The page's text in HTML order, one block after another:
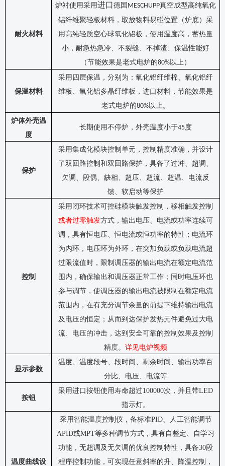
耐火材料
炉衬使用采用进口德国 MESCHUPP真空成型高纯氧化
铝纤维聚轻板材料 ，取放物料易碰位置（炉底）采
用高纯轻质空心球氧化铝板，使用温度高，蓄热量
小，耐急热急冷、不裂缝、不掉渣、保温性能好
（节能效果是老式电炉的80%以上）
保温材料
采用四层保温，分别为：氧化铝纤维棉、氧化铝纤
维板、氧化铝多晶纤维板，进口材料，节能效果是
老式电炉的80%以上。
炉体外壳温
度
长期使用不停炉，外壳温度小于45度
保护
采用集成化模块控制单元，控制精度准确，并设计
了双回路控制和双回路保护，具备了过冲、超调、
欠调、段偶、缺相、超压、超流、超温、电流反
馈、软启动等保护
控制
采用 闭环技术可控硅模块触发控制， 移相触发控制
或者过零触发方式，输出电压、电流或功率连续可
调，具有恒电压、恒电流或恒功率的特性 ； 电流环
为内环，电压环为外环 ， 在突加负载或负载电流超
过限流值时，限制调压器的输出电流在额定电流范
围内，确保输出和调压器正常工作；同时电压环也
参与调节，使调压器的输出电流被限制在额定电流
范围内，在有充分调节余量的前提下维持输出电流
及电压的恒定 ；从而到达保护发热元件避免过大电
流、电压的冲击，达到安全可靠的控制效果及控制
精度。 详见电炉视频
显示参数
温度、温度段号、段时间、剩余时间、输出功率百
分比、电压、电流等
按钮
采用进口按钮使用寿命超过100000次，并且带LED
指示灯。
温度曲线设
采用智能温度控制仪， 备标准PID、人工智能调节
APID或MPT等多种调节方式，具有自整定、自学习
功能，无超调及无欠调的优良控制特性 ， 具备30段
程序控制功能，可实现任意斜率的升、降温控制，